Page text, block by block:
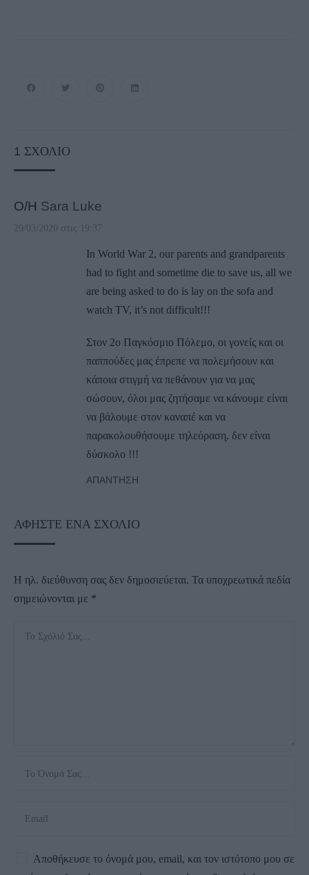
1 ΣΧΌΛΙΟ
Ο/Η Sara Luke
29/03/2020 στις 19:37
In World War 2, our parents and grandparents
had to fight and sometime die to save us, all we
are being asked to do is lay on the sofa and
watch TV, it’s not difficult!!!
Στον 2ο Παγκόσμιο Πόλεμο, οι γονείς και οι
παππούδες μας έπρεπε να πολεμήσουν και
κάποια στιγμή να πεθάνουν για να μας
σώσουν, όλοι μας ζητήσαμε να κάνουμε είναι
να βάλουμε στον καναπέ και να
παρακολουθήσουμε τηλεόραση, δεν είναι
δύσκολο !!!
ΑΠΆΝΤΗΣΗ
ΑΦΉΣΤΕ ΈΝΑ ΣΧΌΛΙΟ
Η ηλ. διεύθυνση σας δεν δημοσιεύεται. Τα υποχρεωτικά πεδία
σημειώνονται με *
Αποθήκευσε το όνομά μου, email, και τον ιστότοπο μου σε